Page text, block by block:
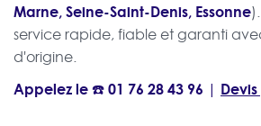
Marne, Seine-Saint-Denis, Essonne
service rapide, fiable et garanti
d'origine.
Appelez le ☎️01 76 28 43 96 |